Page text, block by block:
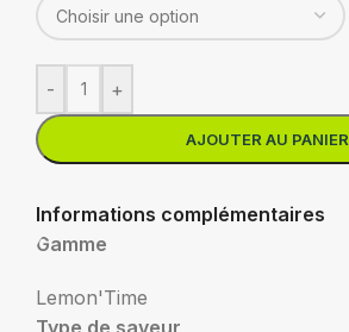
- +
AJOUTER AU PANIER
Informations complémentaires
Gamme
Lemon'Time
Type de saveur